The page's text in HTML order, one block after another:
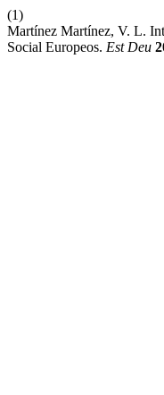
(1)
Martínez Martínez, V. L.
Social Europeos. Est Deu